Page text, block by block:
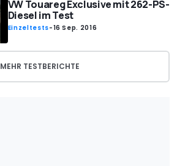
VW Touareg Exclusive mit 262-PS-
Diesel im Test
Einzeltests-16 Sep. 2016
MEHR TESTBERICHTE